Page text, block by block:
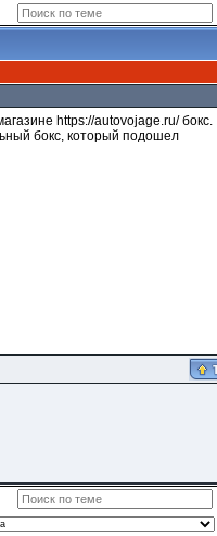
https://autovojage.ru/ бокс.
бокс, который подошел